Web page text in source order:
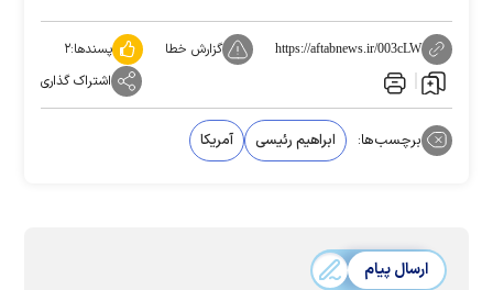
https://aftabnews.ir/003cLW گزارش خطا پسندها:۲
اشتراک گذاری
برچسب‌ها: ابراهیم رئیسی آمریکا
ارسال پیام